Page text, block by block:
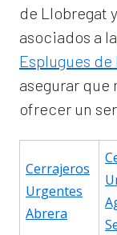
de Llobregat
asociados a la
Esplugues
asegurar que
ofrecer un
Cerrajeros
Urgentes
Abrera